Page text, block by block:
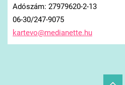
Adószám: 27979620-2-13
06-30/247-9075
kartevo@medianette.hu